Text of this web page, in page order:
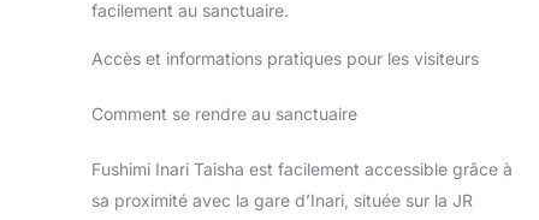
facilement au sanctuaire.
Accès et informations pratiques pour les visiteurs
Comment se rendre au sanctuaire
Fushimi Inari Taisha est facilement accessible grâce à
sa proximité avec la gare d’Inari, située sur la JR